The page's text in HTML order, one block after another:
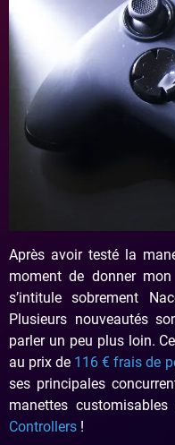
Après avoir testé la
moment de donner
s’intitule sobrement
Plusieurs nouveautés
parler un peu plus loin.
au prix de 1 16 € frais de
ses principales
manettes
Controllers !